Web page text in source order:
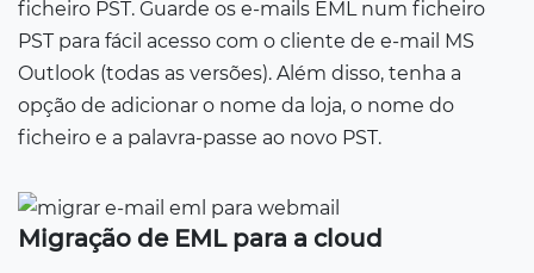
ficheiro PST. Guarde os e-mails EML num ficheiro
PST para fácil acesso com o cliente de e-mail MS
Outlook (todas as versões). Além disso, tenha a
opção de adicionar o nome da loja, o nome do
ficheiro e a palavra-passe ao novo PST.
Migração de EML para a cloud